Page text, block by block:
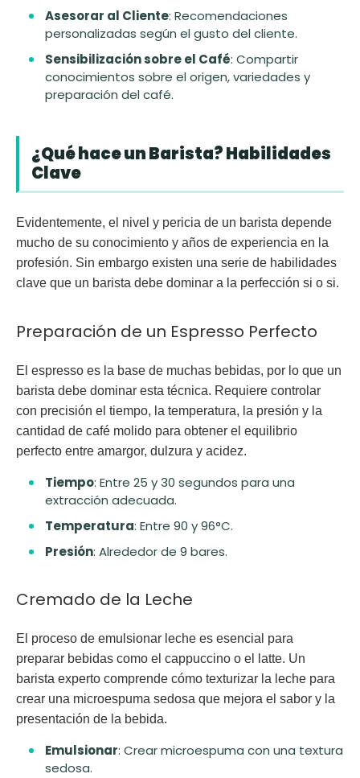
Asesorar al Cliente: Recomendaciones
personalizadas según el gusto del cliente.
Sensibilización sobre el Café: Compartir
conocimientos sobre el origen, variedades y
preparación del café.
¿Qué hace un Barista? Habilidades
Clave
Evidentemente, el nivel y pericia de un barista depende
mucho de su conocimiento y años de experiencia en la
profesión. Sin embargo existen una serie de habilidades
clave que un barista debe dominar a la perfección si o si.
Preparación de un Espresso Perfecto
El espresso es la base de muchas bebidas, por lo que un
barista debe dominar esta técnica. Requiere controlar
con precisión el tiempo, la temperatura, la presión y la
cantidad de café molido para obtener el equilibrio
perfecto entre amargor, dulzura y acidez.
Tiempo: Entre 25 y 30 segundos para una
extracción adecuada.
Temperatura: Entre 90 y 96°C.
Presión: Alrededor de 9 bares.
Cremado de la Leche
El proceso de emulsionar leche es esencial para
preparar bebidas como el cappuccino o el latte. Un
barista experto comprende cómo texturizar la leche para
crear una microespuma sedosa que mejora el sabor y la
presentación de la bebida.
Emulsionar: Crear microespuma con una textura
sedosa.